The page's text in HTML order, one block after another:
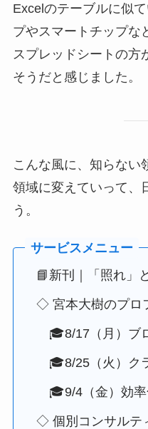
Excelのテーブルに似
プやスマートチップな
スプレッドシートの方
そうだと感じました。
こんな風に、知らない
領域に変えていって、
う。
📘新刊｜「照れ」
◇ 宮本大樹のプロ
🎓8/17（月）ブ
🎓8/25（火）ク
🎓9/4（金）効率
◇ 個別コンサルテ